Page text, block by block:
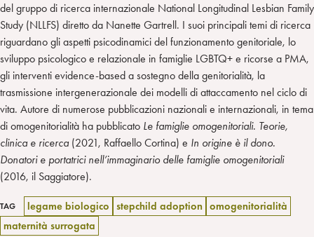
del gruppo di ricerca internazionale National Longitudinal Lesbian Family
Study (NLLFS) diretto da Nanette Gartrell. I suoi principali temi di ricerca
riguardano gli aspetti psicodinamici del funzionamento genitoriale, lo
sviluppo psicologico e relazionale in famiglie LGBTQ+ e ricorse a PMA,
gli interventi evidence-based a sostegno della genitorialità, la
trasmissione intergenerazionale dei modelli di attaccamento nel ciclo di
vita. Autore di numerose pubblicazioni nazionali e internazionali, in tema
di omogenitorialità ha pubblicato Le famiglie omogenitoriali. Teorie,
clinica e ricerca(2021, Raffaello Cortina) e In origine è il dono.
Donatori e portatrici nell’immaginario delle famiglie omogenitoriali
(2016, il Saggiatore).
TAG legame biologico stepchild adoption omogenitorialità
maternità surrogata